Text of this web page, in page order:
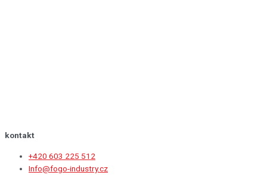
kontakt
+420 603 225 512
Info@fogo-industry.cz